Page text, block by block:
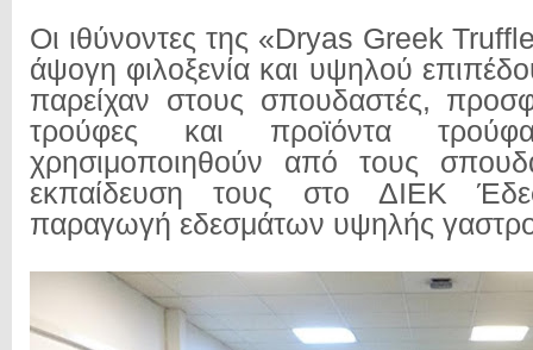
Οι ιθύνοντες της «Dryas Greek
άψογη φιλοξενία και υψηλού
παρείχαν στους σπουδαστές,
τρούφες και προϊόντα
χρησιμοποιηθούν από τους
εκπαίδευση τους στο ΔΙΕΚ
παραγωγή εδεσμάτων υψηλής